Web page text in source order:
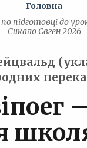
підготовці до
Сикало Євген 2026
Головна